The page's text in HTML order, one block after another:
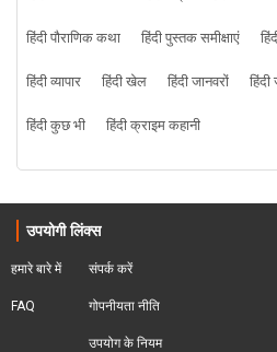
हिंदी पौराणिक कथा
हिंदी पुस्तक समीक्षाएं
हिंदी व्यापार
हिंदी खेल हिंदी जानवरों
हिंदी कुछ भी
हिंदी क्राइम कहानी
उपयोगी लिंक्स
हमारे बारे में
FAQ
संपर्क करें
गोपनीयता नीति
उपयोग के नियम